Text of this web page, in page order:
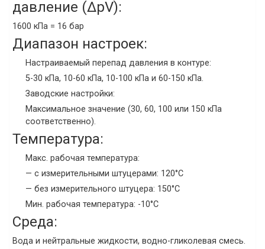
давление (ΔpV):
1600 кПа = 16 бар
Диапазон настроек:
Настраиваемый перепад давления в контуре:
5-30 кПа, 10-60 кПа, 10-100 кПа и 60-150 кПа.
Заводские настройки:
Максимальное значение (30, 60, 100 или 150 кПа
соответственно).
Температура:
Макс. рабочая температура:
— c измерительными штуцерами: 120°C
— без измерительного штуцера: 150°C
Мин. рабочая температура: -10°C
Среда:
Вода и нейтральные жидкости, водно-гликолевая смесь.